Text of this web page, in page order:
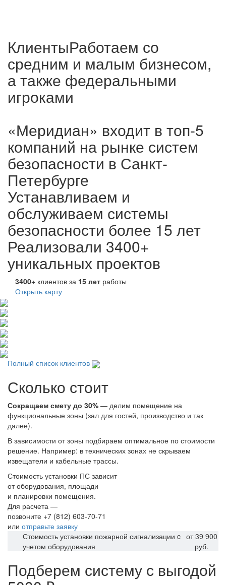
КлиентыРаботаем со
средним и малым бизнесом,
а также федеральными
игроками
«Меридиан» входит в топ-5
компаний на рынке систем
безопасности в Санкт-
Петербурге
Устанавливаем и
обслуживаем системы
безопасности более 15 лет
Реализовали 3400+
уникальных проектов
3400+ клиентов за 15 лет работы
Открыть карту
Полный список клиентов
Сколько стоит
Сокращаем смету до 30% — делим помещение на
функциональные зоны (зал для гостей, производство и так
далее).
В зависимости от зоны подбираем оптимальное по стоимости
решение. Например: в технических зонах не скрываем
извещатели и кабельные трассы.
Стоимость установки ПС зависит
от оборудования, площади
и планировки помещения.
Для расчета —
позвоните +7 (812) 603-70-71
или отправьте заявку
Стоимость установки пожарной сигнализации c
учетом оборудования
от 39 900
руб.
Подберем систему с выгодой